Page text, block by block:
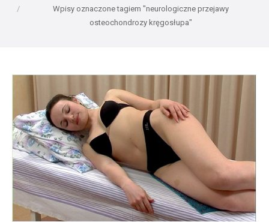
Wpisy oznaczone tagiem "neurologiczne przejawy
osteochondrozy kręgosłupa"